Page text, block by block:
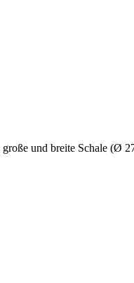
und breite Schale (Ø